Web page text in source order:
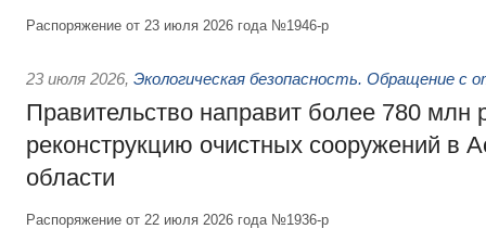
Распоряжение от 23 июля 2026 года №1946-р
23 июля 2026, Экологическая безопасность. Обращение с
Правительство направит более 780 млн
реконструкцию очистных сооружений в
области
Распоряжение от 22 июля 2026 года №1936-р